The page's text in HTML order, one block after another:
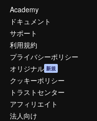
Academy
ドキュメント
サポート
利用規約
プライバシーポリシー
オリジナル 新規
クッキーポリシー
トラストセンター
アフィリエイト
法人向け